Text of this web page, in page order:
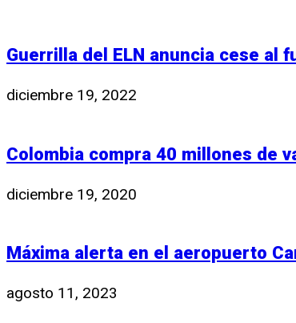
Guerrilla del ELN anuncia cese al
diciembre 19, 2022
Colombia compra 40 millones de
diciembre 19, 2020
Máxima alerta en el aeropuerto
agosto 11, 2023